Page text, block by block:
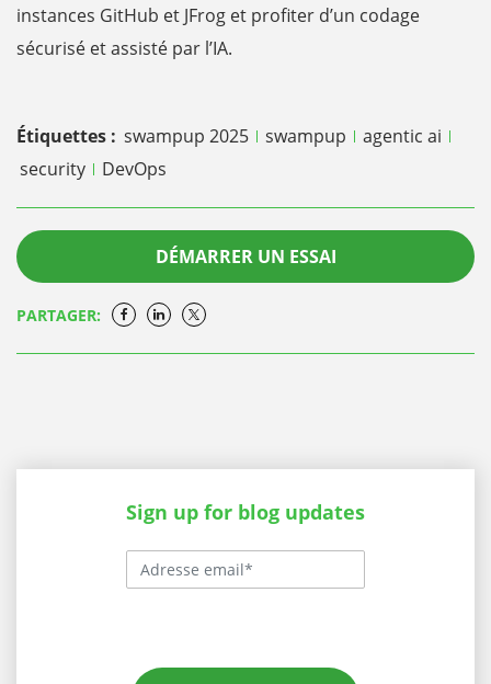
instances GitHub et JFrog et profiter d’un codage
sécurisé et assisté par l’IA.
Étiquettes : swampup 2025 swampup
agentic ai
security
DevOps
DÉMARRER UN ESSAI
PARTAGER:
Sign up for blog updates